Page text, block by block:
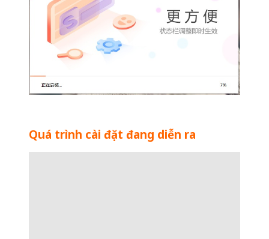
Quá trình cài đặt đang diễn ra